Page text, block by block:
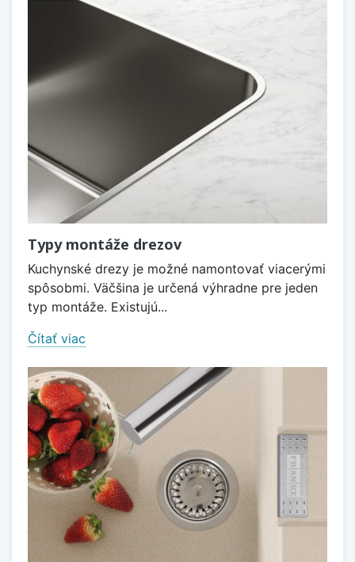
Typy montáže drezov
Kuchynské drezy je možné namontovať viacerými
spôsobmi. Väčšina je určená výhradne pre jeden
typ montáže. Existujú...
Čítať viac